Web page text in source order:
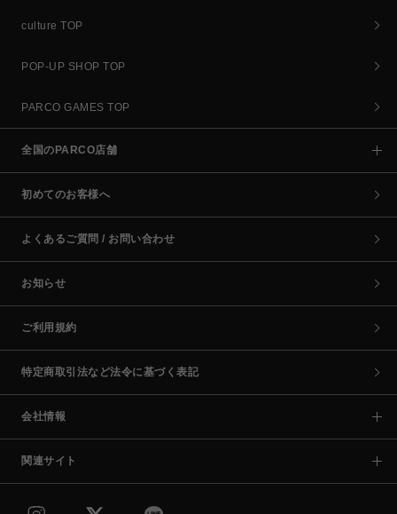
culture TOP
POP-UP SHOP TOP
PARCO GAMES TOP
全国のPARCO店舗
初めてのお客様へ
よくあるご質問 / お問い合わせ
お知らせ
ご利用規約
特定商取引法など法令に基づく表記
会社情報
関連サイト